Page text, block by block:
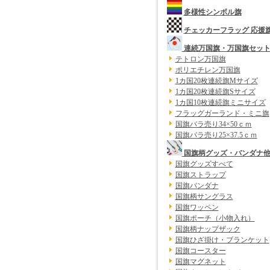
多様性シンボル旗
チェッカーフラッグ 応援
連続万国旗・万国旗セット
テトロン万国旗
ポリエチレン万国旗
1カ国20枚連続旗Mサイズ
1カ国20枚連続旗Sサイズ
1カ国10枚連続旗ミニサイズ
フラッグガーランド・ミニ旗
国旗バラ売り34×50ｃｍ
国旗バラ売り25×37.5ｃｍ
国旗柄グッズ・バンダナ他
国旗グッズすべて
国旗ストラップ
国旗バンダナ
国旗柄サングラス
国旗ワッペン
国旗ポーチ（小物入れ）
国旗柄ナップザック
国旗ひざ掛け・ブランケット
国旗コースター
国旗マグネット